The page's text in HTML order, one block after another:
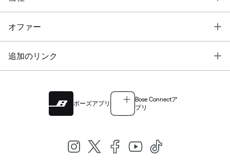
オファー
追加のリンク
ボーズアプリ
Bose Connectア
プリ